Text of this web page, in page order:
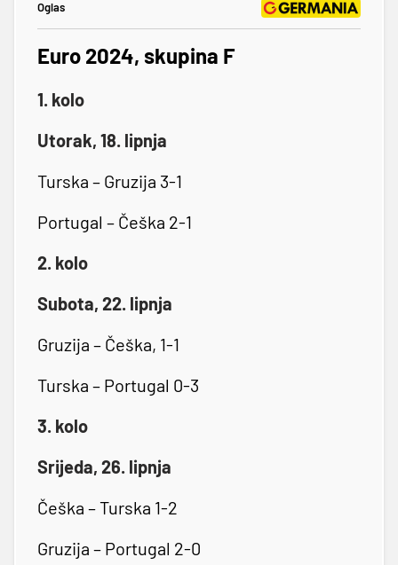
Oglas
Euro 2024, skupina F
1. kolo
Utorak, 18. lipnja
Turska – Gruzija 3-1
Portugal – Češka 2-1
2. kolo
Subota, 22. lipnja
Gruzija – Češka, 1-1
Turska – Portugal 0-3
3. kolo
Srijeda, 26. lipnja
Češka – Turska 1-2
Gruzija – Portugal 2-0